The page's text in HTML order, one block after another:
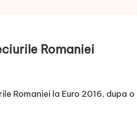
Romaniei
Romaniei la Euro 2016, dupa